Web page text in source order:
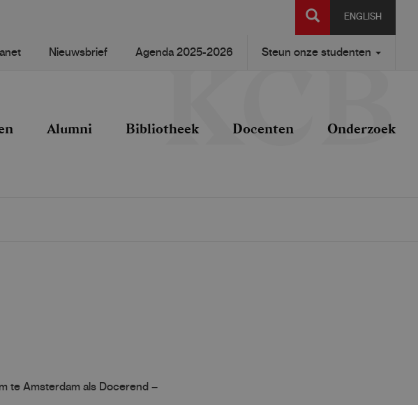
ENGLISH
SEARCH
Nieuwsbrief Agenda 2025-2026 Steun onze studenten
Alumni Bibliotheek Docenten Onderzoek
te Amsterdam als Docerend –